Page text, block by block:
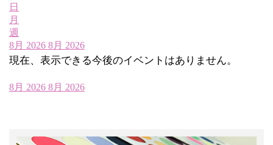
日
月
週
8月 2026 8月 2026
現在、表示できる今後のイベントはありません。
8月 2026 8月 2026